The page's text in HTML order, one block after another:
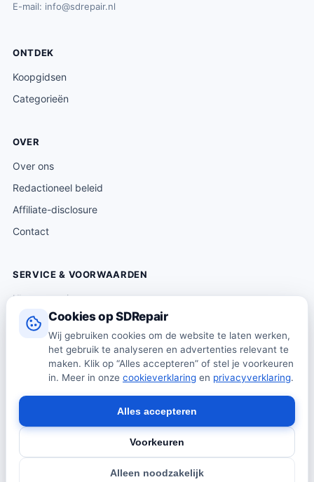
Cookies op SDRepair
Wij gebruiken cookies om de website te laten werken,
het gebruik te analyseren en advertenties relevant te
maken. Klik op “Alles accepteren” of stel je voorkeuren
in. Meer in onze cookieverklaring en privacyverklaring.
Alleen noodzakelijk
Voorkeuren
Alles accepteren
E-mail: info@sdrepair.nl
ONTDEK
Koopgidsen
Categorieën
OVER
Over ons
Redactioneel beleid
Affiliate-disclosure
Contact
SERVICE & VOORWAARDEN
Klantenservice
Verzending & levering
Retourneren
Algemene voorwaarden
verkopen zelf geen producten · Alle prijzen onder voorbehoud.